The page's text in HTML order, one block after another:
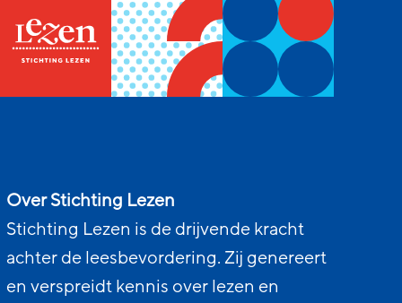
Over Stichting Lezen
Stichting Lezen is de drijvende kracht
achter de leesbevordering. Zij genereert
en verspreidt kennis over lezen en